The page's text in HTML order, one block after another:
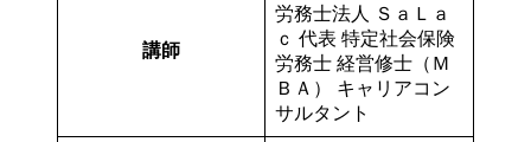
講師
労務士法人 ＳａＬａ
ｃ 代表 特定社会保険
労務士 経営修士（Ｍ
ＢＡ） キャリアコン
サルタント